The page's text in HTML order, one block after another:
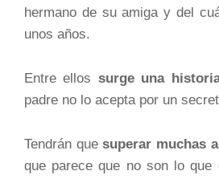
hermano de su amiga y del
unos años.
Entre ellos surge una
padre no lo acepta por un
Tendrán quesuperar muchas
que parece que no son lo que